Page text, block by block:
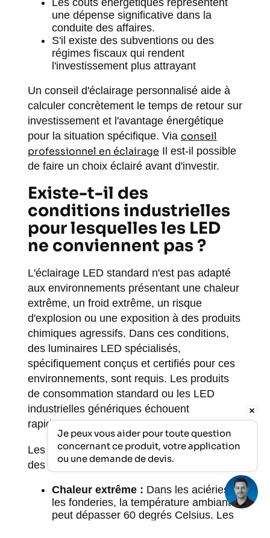
Les coûts énergétiques représentent
une dépense significative dans la
conduite des affaires.
S'il existe des subventions ou des
régimes fiscaux qui rendent
l'investissement plus attrayant
Un conseil d'éclairage personnalisé aide à
calculer concrètement le temps de retour sur
investissement et l'avantage énergétique
pour la situation spécifique. Via conseil
professionnel en éclairage Il est-il possible
de faire un choix éclairé avant d'investir.
Existe-t-il des
conditions industrielles
pour lesquelles les LED
ne conviennent pas ?
L'éclairage LED standard n'est pas adapté
aux environnements présentant une chaleur
extrême, un froid extrême, un risque
d'explosion ou une exposition à des produits
chimiques agressifs. Dans ces conditions,
des luminaires LED spécialisés,
spécifiquement conçus et certifiés pour ces
environnements, sont requis. Les produits
de consommation standard ou les LED
industrielles génériques échouent
rapidement dans de telles conditions.
Les circonstances les plus critiques exigent
des solutions spécifiques :
Chaleur extrême : Dans les aciéries et
les fonderies, la température ambiante
peut dépasser 60 degrés Celsius. Les
Je peux vous aider pour toute question
concernant ce produit, votre application
ou une demande de devis.